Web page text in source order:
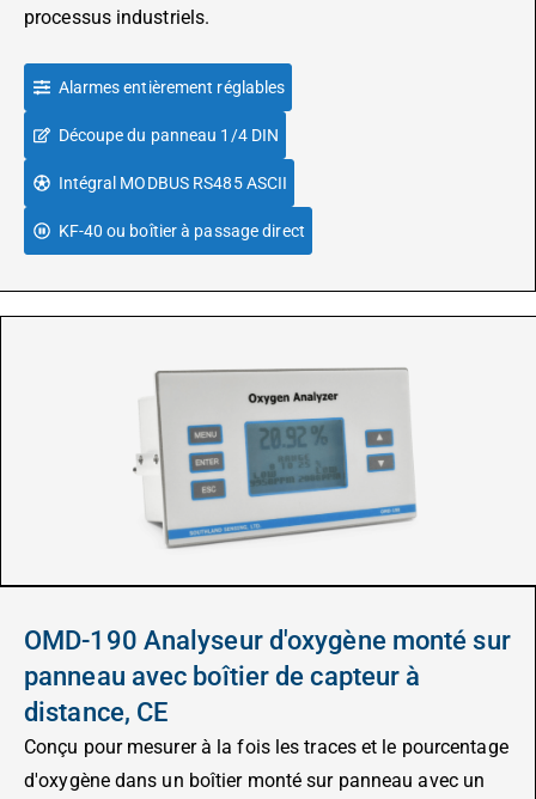
processus industriels.
Alarmes entièrement réglables
Découpe du panneau 1/4 DIN
Intégral MODBUS RS485 ASCII
KF-40 ou boîtier à passage direct
OMD-190 Analyseur d'oxygène monté sur
panneau avec boîtier de capteur à
distance, CE
Conçu pour mesurer à la fois les traces et le pourcentage
d'oxygène dans un boîtier monté sur panneau avec un